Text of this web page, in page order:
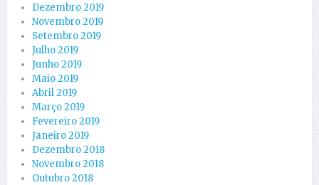
Dezembro 2019
Novembro 2019
Setembro 2019
Julho 2019
Junho 2019
Maio 2019
Abril 2019
Março 2019
Fevereiro 2019
Janeiro 2019
Dezembro 2018
Novembro 2018
Outubro 2018